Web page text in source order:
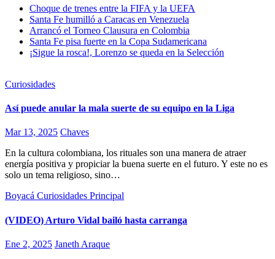
Choque de trenes entre la FIFA y la UEFA
Santa Fe humilló a Caracas en Venezuela
Arrancó el Torneo Clausura en Colombia
Santa Fe pisa fuerte en la Copa Sudamericana
¡Sigue la rosca!, Lorenzo se queda en la Selección
Curiosidades
Así puede anular la mala suerte de su equipo en la Liga
Mar 13, 2025 Chaves
En la cultura colombiana, los rituales son una manera de atraer
energía positiva y propiciar la buena suerte en el futuro. Y este no es
solo un tema religioso, sino…
Boyacá Curiosidades Principal
(VIDEO) Arturo Vidal bailó hasta carranga
Ene 2, 2025 Janeth Araque